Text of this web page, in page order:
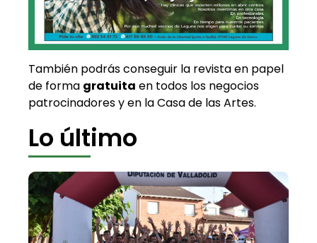
También podrás conseguir la revista en papel
de forma gratuita en todos los negocios
patrocinadores y en la Casa de las Artes.
Lo último